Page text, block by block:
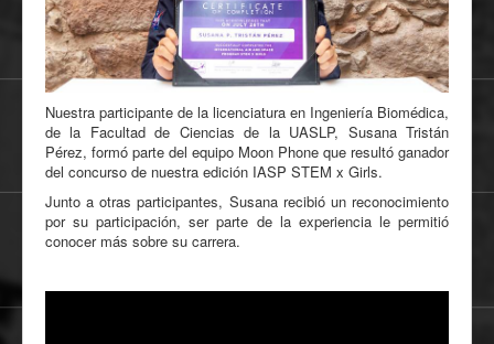
Nuestra participante de la licenciatura en Ingeniería Biomédica,
de la Facultad de Ciencias de la UASLP, Susana Tristán
Pérez, formó parte del equipo Moon Phone que resultó ganador
del concurso de nuestra edición IASP STEM x Girls.
Junto a otras participantes, Susana recibió un reconocimiento
por su participación, ser parte de la experiencia le permitió
conocer más sobre su carrera.